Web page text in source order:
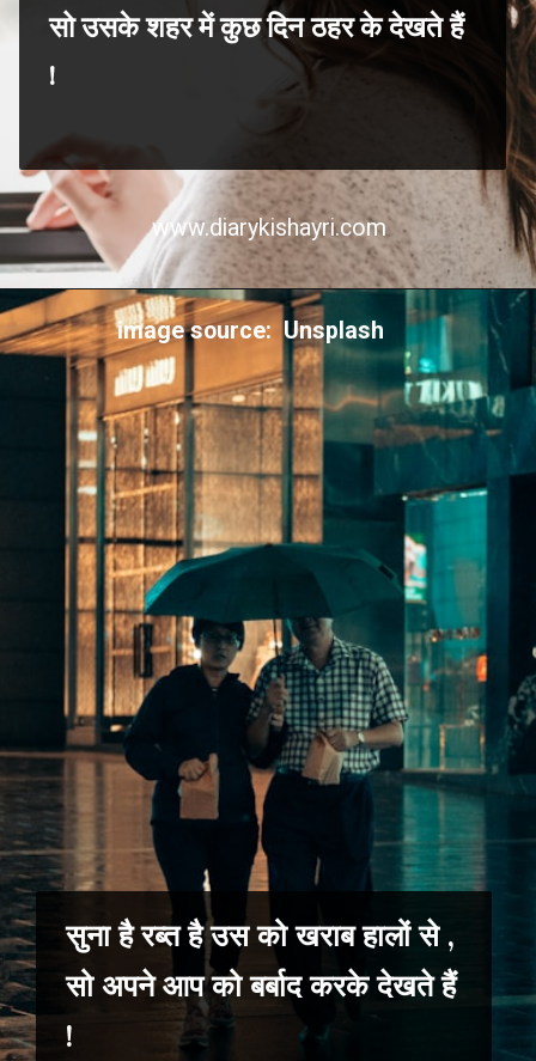
सो उसके शहर में कुछ दिन ठहर के देखते हैं
!
www.diarykishayri.com
सुना है रब्त है उस को खराब हालों से ,
सो अपने आप को बर्बाद करके देखते हैं
!
image source: Unsplash